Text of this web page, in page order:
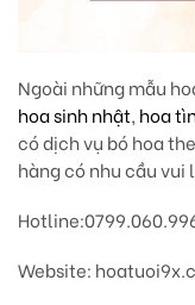
Ngoài những mẫu
hoa sinh nhật, hoa
có dịch vụ bó hoa
hàng có nhu cầu vui
Hotline
Website: